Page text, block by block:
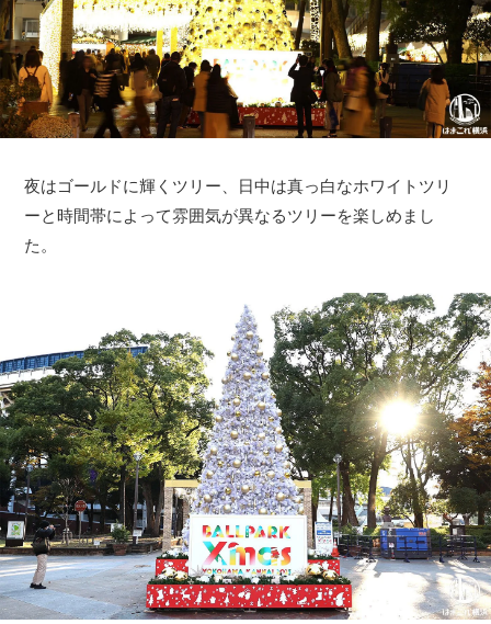
夜はゴールドに輝くツリー、日中は真っ白なホワイトツリ
ーと時間帯によって雰囲気が異なるツリーを楽しめまし
た。